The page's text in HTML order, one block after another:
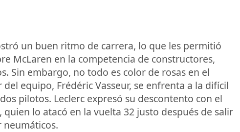
un buen ritmo de carrera, lo que les permitió
McLaren en la competencia de constructores,
Sin embargo, no todo es color de rosas en el
equipo, Frédéric Vasseur, se enfrenta a la difícil
pilotos. Leclerc expresó su descontento con el
lo atacó en la vuelta 32 justo después de salir
neumáticos.